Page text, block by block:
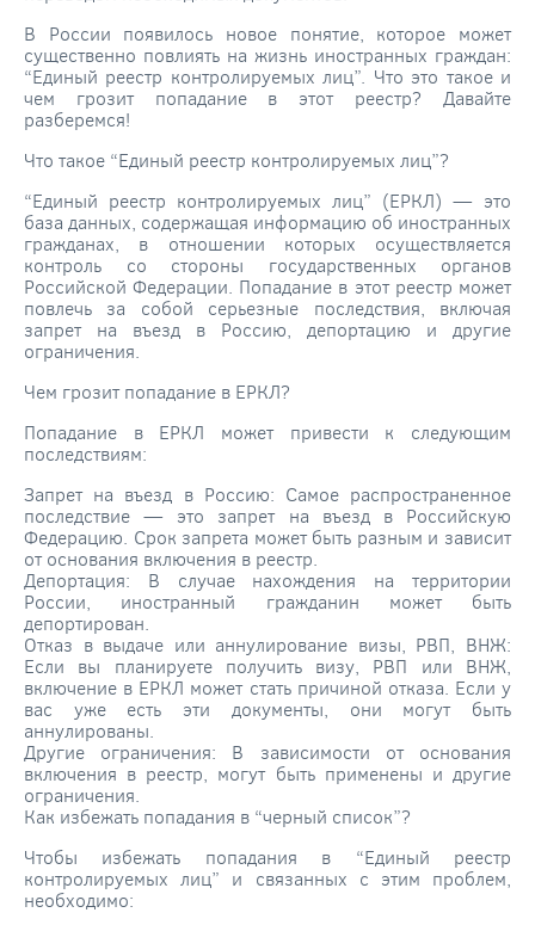
В России появилось новое понятие, которое может
существенно повлиять на жизнь иностранных граждан:
“Единый реестр контролируемых лиц”. Что это такое и
чем грозит попадание в этот реестр? Давайте
разберемся!
Что такое “Единый реестр контролируемых лиц”?
“Единый реестр контролируемых лиц” (ЕРКЛ) — это
база данных, содержащая информацию об иностранных
гражданах, в отношении которых осуществляется
контроль со стороны государственных органов
Российской Федерации. Попадание в этот реестр может
повлечь за собой серьезные последствия, включая
запрет на въезд в Россию, депортацию и другие
ограничения.
Чем грозит попадание в ЕРКЛ?
Попадание в ЕРКЛ может привести к следующим
последствиям:
Запрет на въезд в Россию: Самое распространенное
последствие — это запрет на въезд в Российскую
Федерацию. Срок запрета может быть разным и зависит
от основания включения в реестр.
Депортация: В случае нахождения на территории
России, иностранный гражданин может быть
депортирован.
Отказ в выдаче или аннулирование визы, РВП, ВНЖ:
Если вы планируете получить визу, РВП или ВНЖ,
включение в ЕРКЛ может стать причиной отказа. Если у
вас уже есть эти документы, они могут быть
аннулированы.
Другие ограничения: В зависимости от основания
включения в реестр, могут быть применены и другие
ограничения.
Как избежать попадания в “черный список”?
Чтобы избежать попадания в “Единый реестр
контролируемых лиц” и связанных с этим проблем,
необходимо: